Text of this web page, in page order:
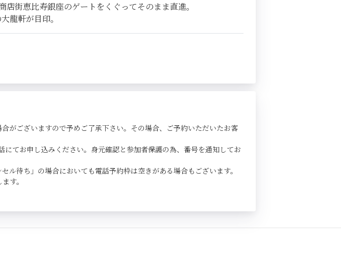
街恵比寿銀座のゲートをくぐってそのまま直進。
龍軒が目印。
がございますので予めご了承下さい。その場合、ご予約いただいたお客
てお申し込みください。身元確認と参加者保護の為、番号を通知してお
待ち」の場合においても電話予約枠は空きがある場合もございます。
す。